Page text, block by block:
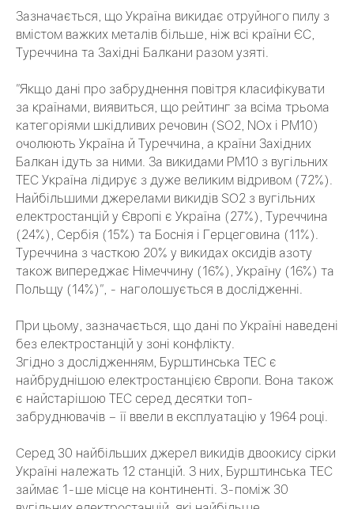
Зазначається, що Україна викидає отруйного пилу з
вмістом важких металів більше, ніж всі країни ЄС,
Туреччина та Західні Балкани разом узяті.
"Якщо дані про забруднення повітря класифікувати
за країнами, виявиться, що рейтинг за всіма трьома
категоріями шкідливих речовин (SO2, NOx і PM10)
очолюють Україна й Туреччина, а країни Західних
Балкан ідуть за ними. За викидами PM10 з вугільних
ТЕС Україна лідирує з дуже великим відривом (72%).
Найбільшими джерелами викидів SO2 з вугільних
електростанцій у Європі є Україна (27%), Туреччина
(24%), Сербія (15%) та Боснія і Герцеговина (11%).
Туреччина з часткою 20% у викидах оксидів азоту
також випереджає Німеччину (16%), Україну (16%) та
Польщу (14%)", - наголошується в дослідженні.
При цьому, зазначається, що дані по Україні наведені
без електростанцій у зоні конфлікту.
Згідно з дослідженням, Бурштинська ТЕС є
найбруднішою електростанцією Європи. Вона також
є найстарішою ТЕС серед десятки топ-
забруднювачів – її ввели в експлуатацію у 1964 році.
Серед 30 найбільших джерел викидів двоокису сірки
Україні належать 12 станцій. З них, Бурштинська ТЕС
займає 1-ше місце на континенті. З-поміж 30